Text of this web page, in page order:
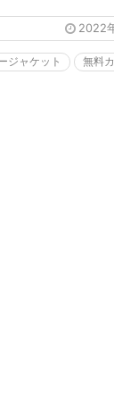
2022
ジャケット
無料